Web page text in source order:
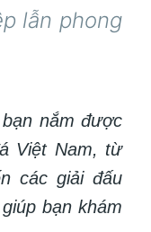
lẫn phong
nắm được
Việt Nam, từ
các giải đấu
bạn khám